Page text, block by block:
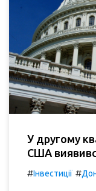
У другому
США
#Інвестиції #